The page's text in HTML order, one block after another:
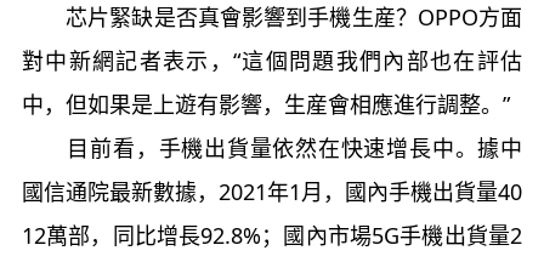
芯片緊缺是否真會影響到手機生産？OPPO方面
對中新網記者表示，“這個問題我們內部也在評估
中，但如果是上遊有影響，生産會相應進行調整。”
目前看，手機出貨量依然在快速增長中。據中
國信通院最新數據，2021年1月，國內手機出貨量40
12萬部，同比增長92.8%；國內市場5G手機出貨量2